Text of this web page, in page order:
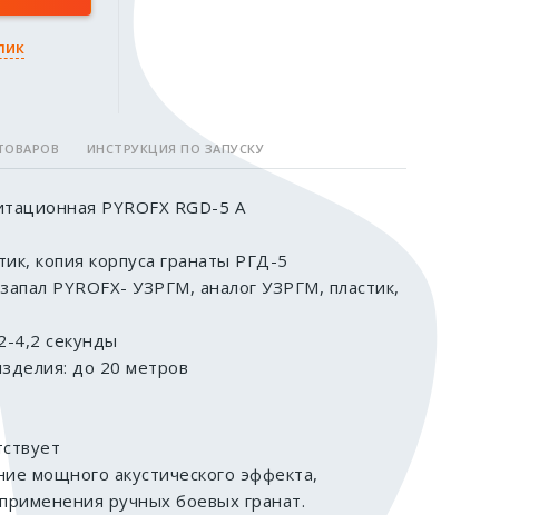
ИНСТРУКЦИЯ ПО ЗАПУСКУ
PYROFX RGD-5 А
копия корпуса гранаты РГД-5
PYROFX- УЗРГМ, аналог УЗРГМ, пластик,
4,2 секунды
до 20 метров
мощного акустического эффекта,
ручных боевых гранат.